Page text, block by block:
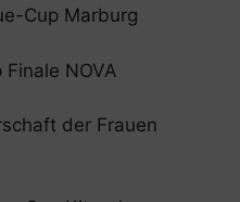
Cup Marburg
NOVA
der Frauen